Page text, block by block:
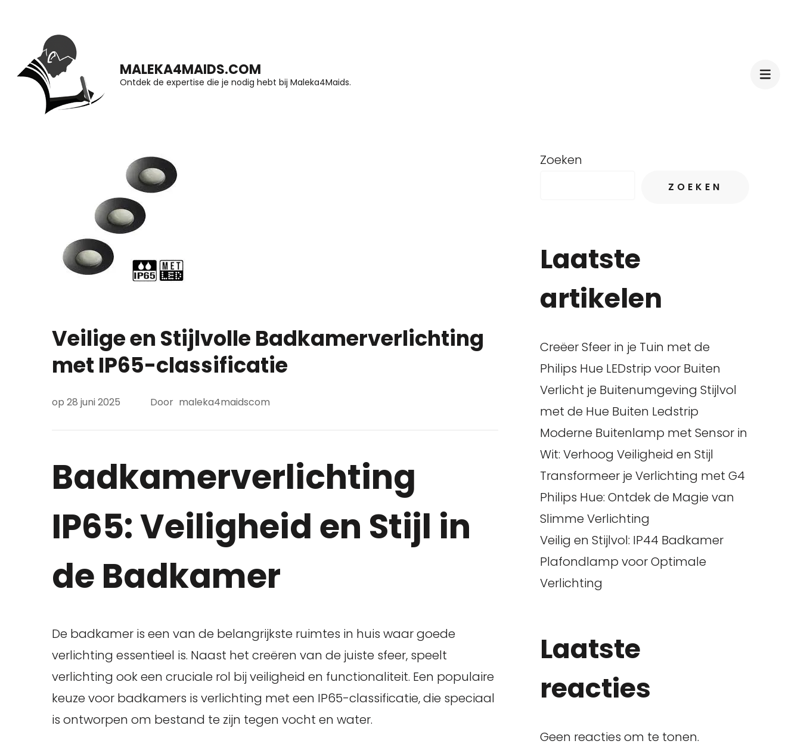
inhoud
(druk
MALEKA4MAIDS.COM
Ontdek de expertise die je nodig hebt bij Maleka4Maids.
Veilige en Stijlvolle Badkamerverlichting
met IP65-classificatie
op 28 juni 2025 Door maleka4maidscom
Badkamerverlichting
IP65: Veiligheid en Stijl in
de Badkamer
De badkamer is een van de belangrijkste ruimtes in huis waar goede
verlichting essentieel is. Naast het creëren van de juiste sfeer, speelt
verlichting ook een cruciale rol bij veiligheid en functionaliteit. Een populaire
keuze voor badkamers is verlichting met een IP65-classificatie, die speciaal
is ontworpen om bestand te zijn tegen vocht en water.
Zoeken
ZOEKEN
Laatste
artikelen
Creëer Sfeer in je Tuin met de
Philips Hue LEDstrip voor Buiten
Verlicht je Buitenumgeving Stijlvol
met de Hue Buiten Ledstrip
Moderne Buitenlamp met Sensor in
Wit: Verhoog Veiligheid en Stijl
Transformeer je Verlichting met G4
Philips Hue: Ontdek de Magie van
Slimme Verlichting
Veilig en Stijlvol: IP44 Badkamer
Plafondlamp voor Optimale
Verlichting
Laatste
reacties
Geen reacties om te tonen.